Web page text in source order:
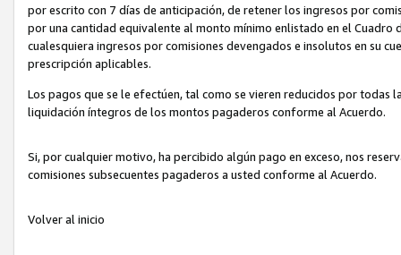
por escrito con 7 días de anticipación, de retener los ingresos por
por una cantidad equivalente al monto mínimo enlistado en el
cualesquiera ingresos por comisiones devengados e insolutos en su
prescripción aplicables.
Los pagos que se le efectúen, tal como se vieren reducidos por todas
liquidación íntegros de los montos pagaderos conforme al Acuerdo.
Si, por cualquier motivo, ha percibido algún pago en exceso, nos
comisiones subsecuentes pagaderos a usted conforme al Acuerdo.
Volver al inicio